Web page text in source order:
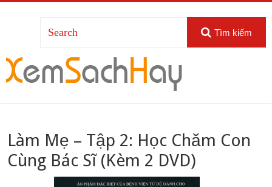
Tìm kiếm
Làm Mẹ – Tập 2: Học Chăm Con
Cùng Bác Sĩ (Kèm 2 DVD)